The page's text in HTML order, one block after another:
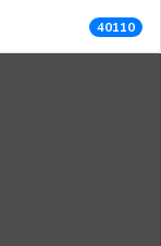
40110